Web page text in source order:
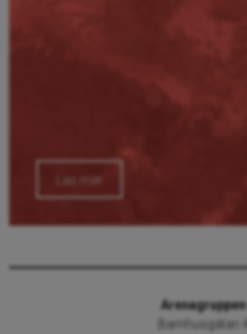
Läs mer
Arenagruppen
Barnhusgatan 4